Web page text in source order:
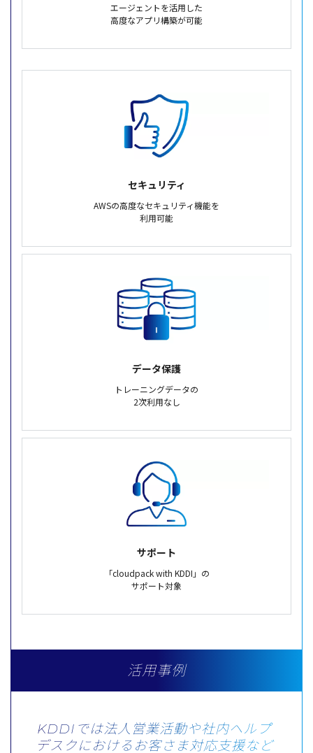
エージェントを活用した
高度なアプリ構築が可能
セキュリティ
AWSの高度なセキュリティ機能を
利用可能
データ保護
トレーニングデータの
2次利用なし
サポート
「cloudpack with KDDI」の
サポート対象
活用事例
KDDIでは法人営業活動や社内ヘルプ
デスクにおける お客さま対応支援など